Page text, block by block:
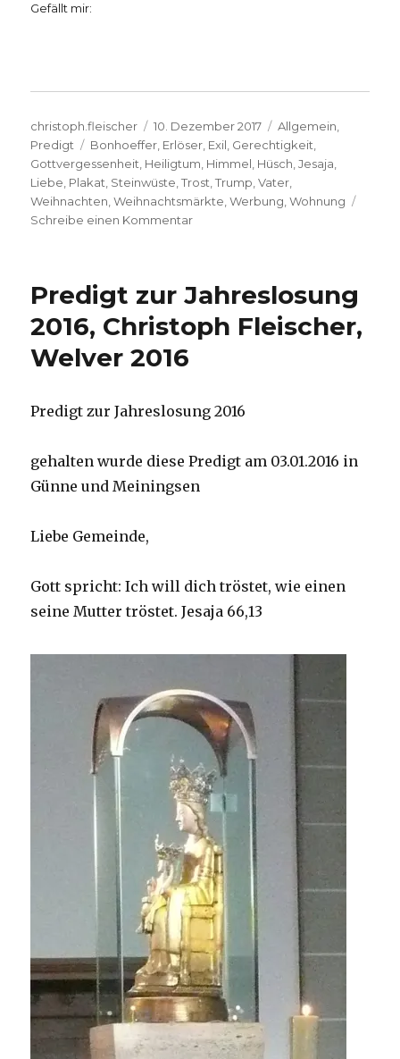
Gefällt mir:
Autor
christoph.fleischer
Veröffentlicht
am
10. Dezember 2017 Kategorien
Allgemein
Predigt
Schlagwörter
Bonhoeffer Erlöser Exil Gerechtigkeit
Gottvergessenheit Heiligtum Himmel Hüsch ,Jesaja
Liebe Plakat Steinwüste ,Trost ,Trump ,Vater
Weihnachten ,Weihnachtsmärkte ,Werbung ,Wohnung
Schreibe einen Kommentarzu
Joachim
Wehrenbrecht,
Herzogenrath
Predigt zur Jahreslosung
2016, Christoph Fleischer,
Welver 2016
Predigt zur Jahreslosung 2016
gehalten wurde diese Predigt am 03.01.2016 in
Günne und Meiningsen
Liebe Gemeinde,
Gott spricht: Ich will dich tröstet, wie einen
seine Mutter tröstet. Jesaja 66,13